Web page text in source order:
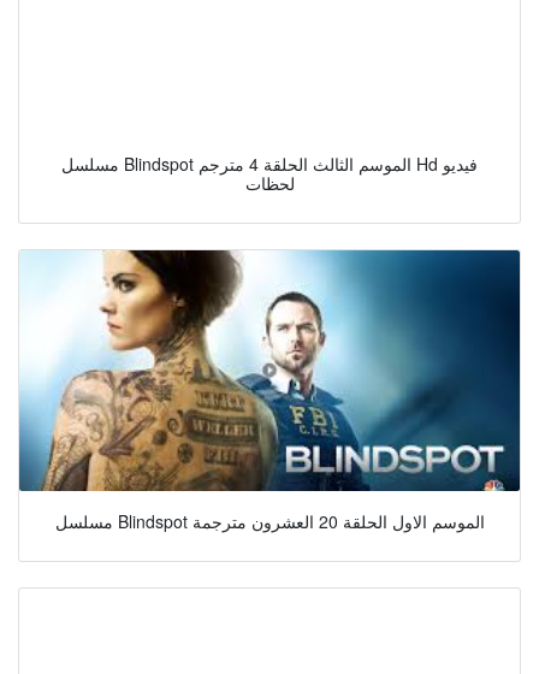
مسلسل Blindspot الموسم الثالث الحلقة 4 مترجم Hd فيديو
لحظات
مسلسل Blindspot الموسم الاول الحلقة 20 العشرون مترجمة